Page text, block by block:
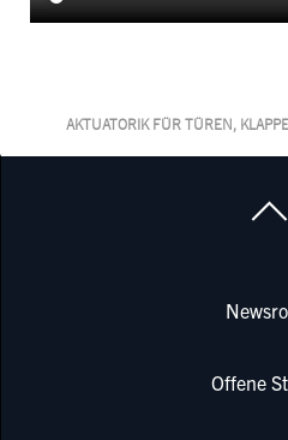
AKTUATORIK FÜR TÜREN,
Offene